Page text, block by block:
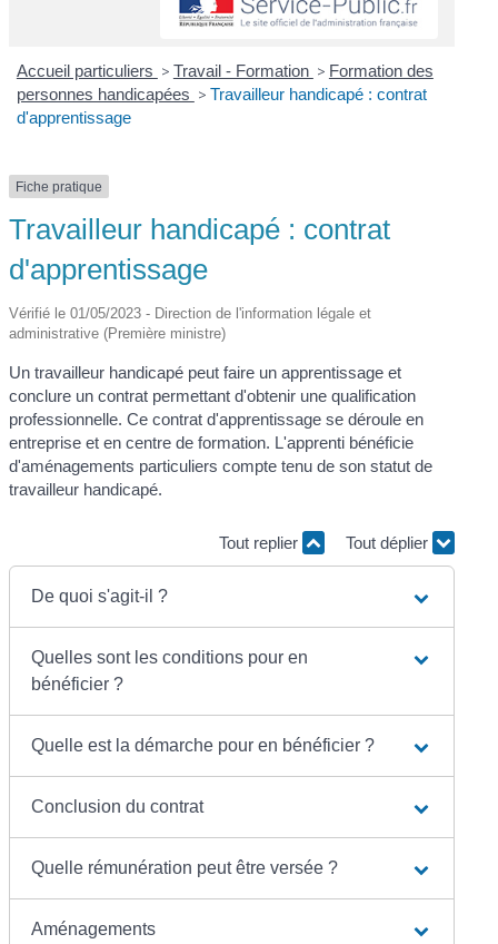
Accueil particuliers > Travail - Formation > Formation des
personnes handicapées > Travailleur handicapé : contrat
d'apprentissage
Fiche pratique
Travailleur handicapé : contrat
d'apprentissage
Vérifié le 01/05/2023 - Direction de l'information légale et
administrative (Première ministre)
Un travailleur handicapé peut faire un apprentissage et
conclure un contrat permettant d'obtenir une qualification
professionnelle. Ce contrat d'apprentissage se déroule en
entreprise et en centre de formation. L'apprenti bénéficie
d'aménagements particuliers compte tenu de son statut de
travailleur handicapé.
Tout replier Tout déplier
De quoi s'agit-il ?
Quelles sont les conditions pour en
bénéficier ?
Quelle est la démarche pour en bénéficier ?
Conclusion du contrat
Quelle rémunération peut être versée ?
Aménagements